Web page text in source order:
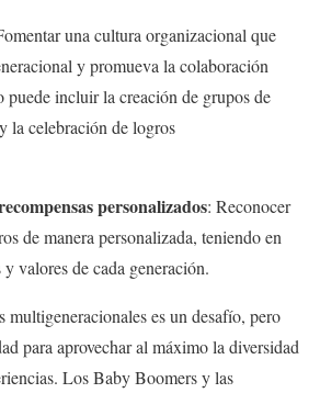
una cultura organizacional que
y promueva la colaboración
puede incluir la creación de grupos de
la celebración de logros
personalizados: Reconocer
de manera personalizada, teniendo en
valores de cada generación.
multigeneracionales es un desafío, pero
para aprovechar al máximo la diversidad
Los Baby Boomers y las